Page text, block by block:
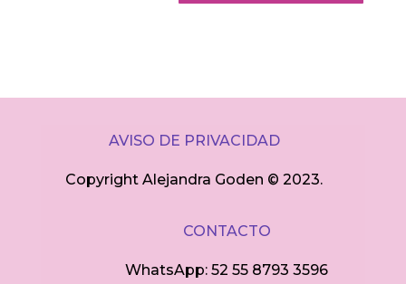
AVISO DE PRIVACIDAD
Copyright Alejandra Goden ©2023.
CONTACTO
WhatsApp: 52 55 8793 3596